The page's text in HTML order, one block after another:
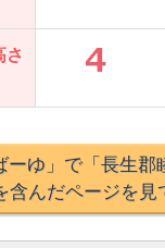
さ
ーゆ」で「長生郡
含んだページを見